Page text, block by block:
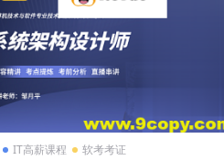
IT高薪课程 软考考证